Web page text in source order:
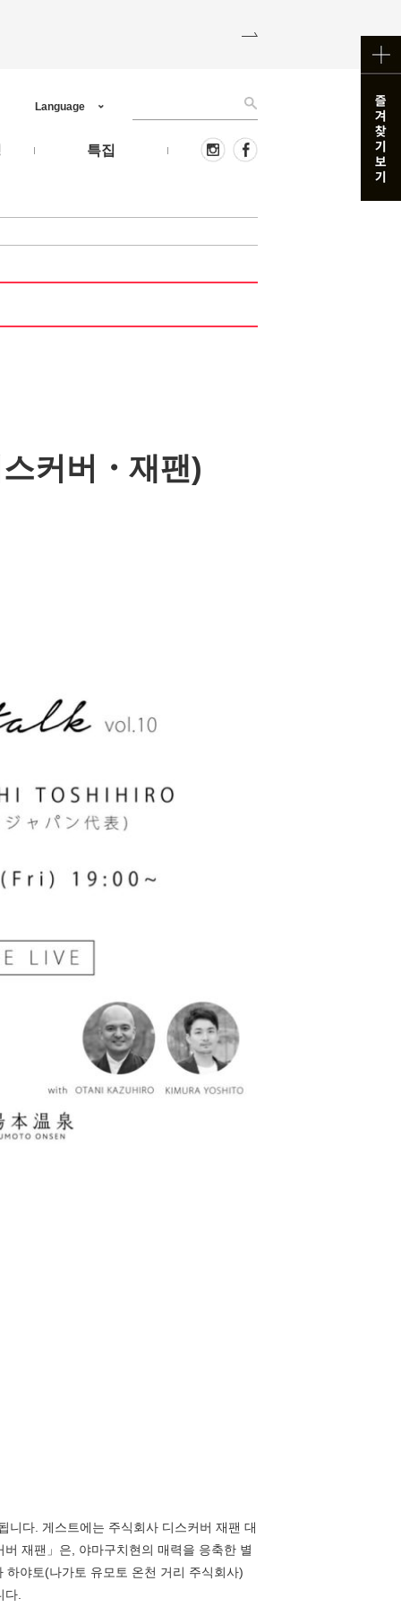
특집
Language
커버・재팬)
니다. 게스트에는 주식회사 디스커버 재팬 대
재팬」은, 야마구치현의 매력을 응축한 별
야토(나가토 유모토 온천 거리 주식회사)
.